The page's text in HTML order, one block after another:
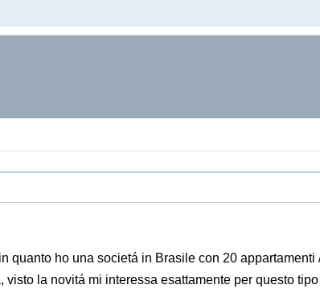
quanto ho una societá in Brasile con 20
la novitá mi interessa esattamente per questo